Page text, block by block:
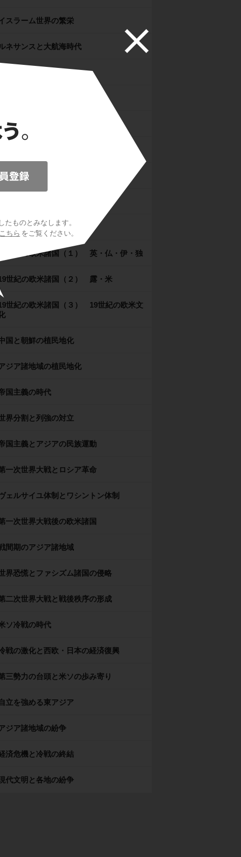
たものとみなします。
こちら をご覧ください。
スラーム世界の繁栄
ネサンスと大航海時代
欧絶対王政
メリカ世界の成立
ウィーン体制の成立と崩壊
19世紀の欧米諸国（１） 英・仏・伊・独
世紀の欧米諸国（２） 露・米
世紀の欧米諸国（３） 19世紀の欧米文
国と朝鮮の植民地化
ジア諸地域の植民地化
国主義の時代
界分割と列強の対立
国主義とアジアの民族運動
一次世界大戦とロシア革命
ェルサイユ体制とワシントン体制
一次世界大戦後の欧米諸国
間期のアジア諸地域
界恐慌とファシズム諸国の侵略
二次世界大戦と戦後秩序の形成
ソ冷戦の時代
戦の激化と西欧・日本の経済復興
三勢力の台頭と米ソの歩み寄り
立を強める東アジア
ジア諸地域の紛争
済危機と冷戦の終結
代文明と各地の紛争